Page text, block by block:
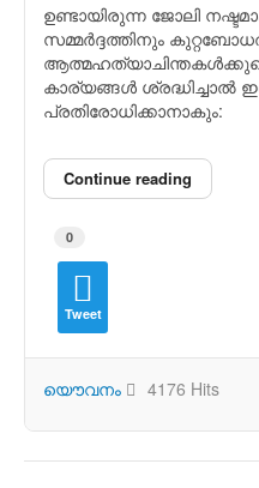
ഉണ്ടായിരുന്ന ജോലി
സമ്മര്‍ദ്ദത്തിനും
കാര്യങ്ങള്‍ ശ്രദ്ധിച്ചാല്‍
പ്രതിരോധിക്കാനാകും:
Continue reading
0
Tweet
യൌവനം 4176 Hits